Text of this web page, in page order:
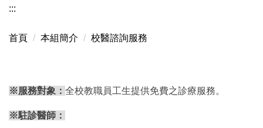
區
:::
首頁 本組簡介 校醫諮詢服務
※服務對象： 全校教職員工生提供免費之診療服務。
※駐診醫師：